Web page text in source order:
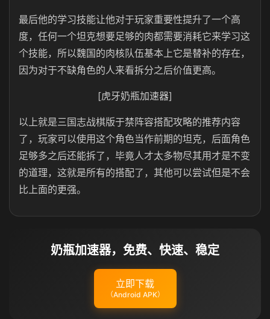
最后他的学习技能让他对于玩家重要性提升了一个高
度，任何一个坦克想要足够的肉都需要消耗它来学习这
个技能，所以魏国的肉核队伍基本上它是替补的存在，
因为对于不缺角色的人来看拆分之后价值更高。
[虎牙奶瓶加速器]
以上就是三国志战棋版于禁阵容搭配攻略的推荐内容
了，玩家可以使用这个角色当作前期的坦克，后面角色
足够多之后还能拆了，毕竟人才太多物尽其用才是不变
的道理，这就是所有的搭配了，其他可以尝试但是不会
比上面的更强。
奶瓶加速器，免费、快速、稳定
立即下载
（Android APK）